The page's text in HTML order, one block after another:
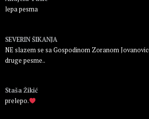
lepa pesma
SEVERIN ŠIKANJA
NE slazem se sa Gospodinom Zoranom
druge pesme..
Staša Žikić
prelepo.